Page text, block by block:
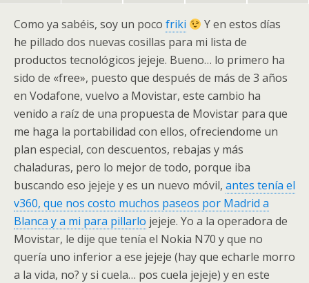
Como ya sabéis, soy un poco friki
Y en estos días
he pillado dos nuevas cosillas para mi lista de
productos tecnológicos jejeje. Bueno… lo primero ha
sido de «free», puesto que después de más de 3 años
en Vodafone, vuelvo a Movistar, este cambio ha
venido a raíz de una propuesta de Movistar para que
me haga la portabilidad con ellos, ofreciendome un
plan especial, con descuentos, rebajas y más
chaladuras, pero lo mejor de todo, porque iba
buscando eso jejeje y es un nuevo móvil, antes tenía el
v360, que nos costo muchos paseos por Madrid a
Blanca y a mi para pillarlo jejeje. Yo a la operadora de
Movistar, le dije que tenía el Nokia N70 y que no
quería uno inferior a ese jejeje (hay que echarle morro
a la vida, no? y si cuela… pos cuela jejeje) y en este